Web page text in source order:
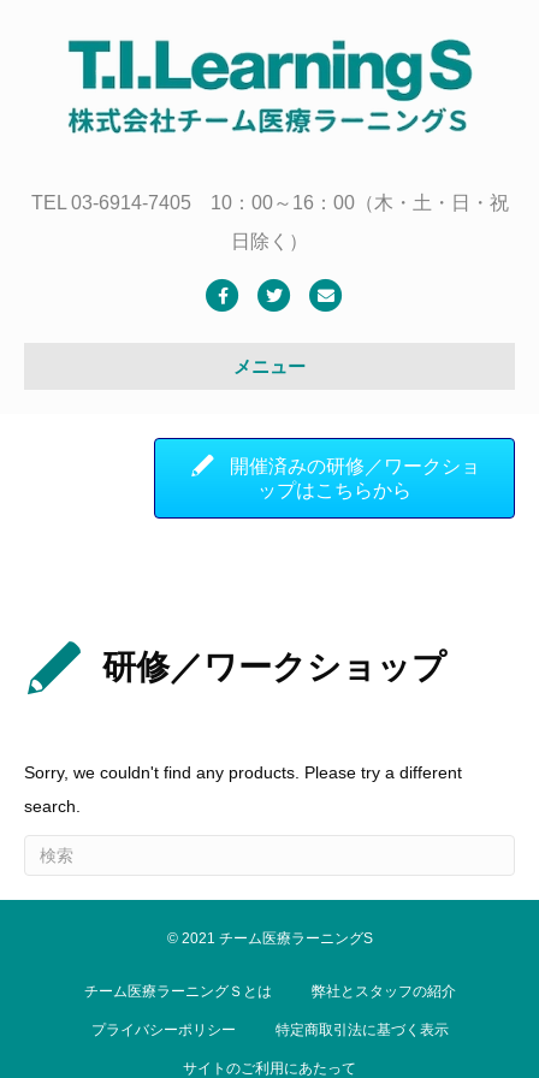
TEL 03-6914-7405 10：00～16：00（木・土・日・祝
日除く）
FacebookTwitterEmail
メニュー
開催済みの研修／ワークショ
ップはこちらから
研修／ワークショップ
Sorry, we couldn't find any products. Please try a different
search.
© 2021 チーム医療ラーニングS
チーム医療ラーニングＳとは 弊社とスタッフの紹介
プライバシーポリシー 特定商取引法に基づく表示
サイトのご利用にあたって